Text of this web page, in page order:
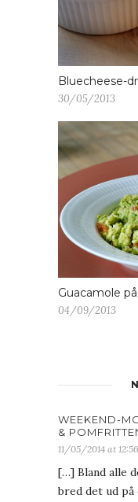
Bluecheese-
30/05/2013
Guacamole
04/09/2013
WEEKEND-
&
11/05/2014 at 12:56
[…] Bland alle
bred det ud